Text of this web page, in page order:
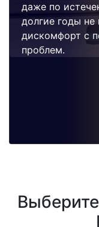
даже по
долгие годы не
дискомфорт с
проблем.